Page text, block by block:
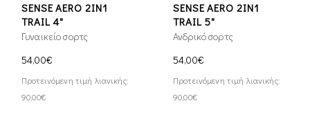
SENSE AERO 2IN1
TRAIL 4"
Γυναικείο σορτς
54,00€
Προτεινόμενη τιμή λιανικής:
90,00€
SENSE AERO 2IN1
TRAIL 5"
Ανδρικό σορτς
54,00€
Προτεινόμενη τιμή λιανικής:
90,00€